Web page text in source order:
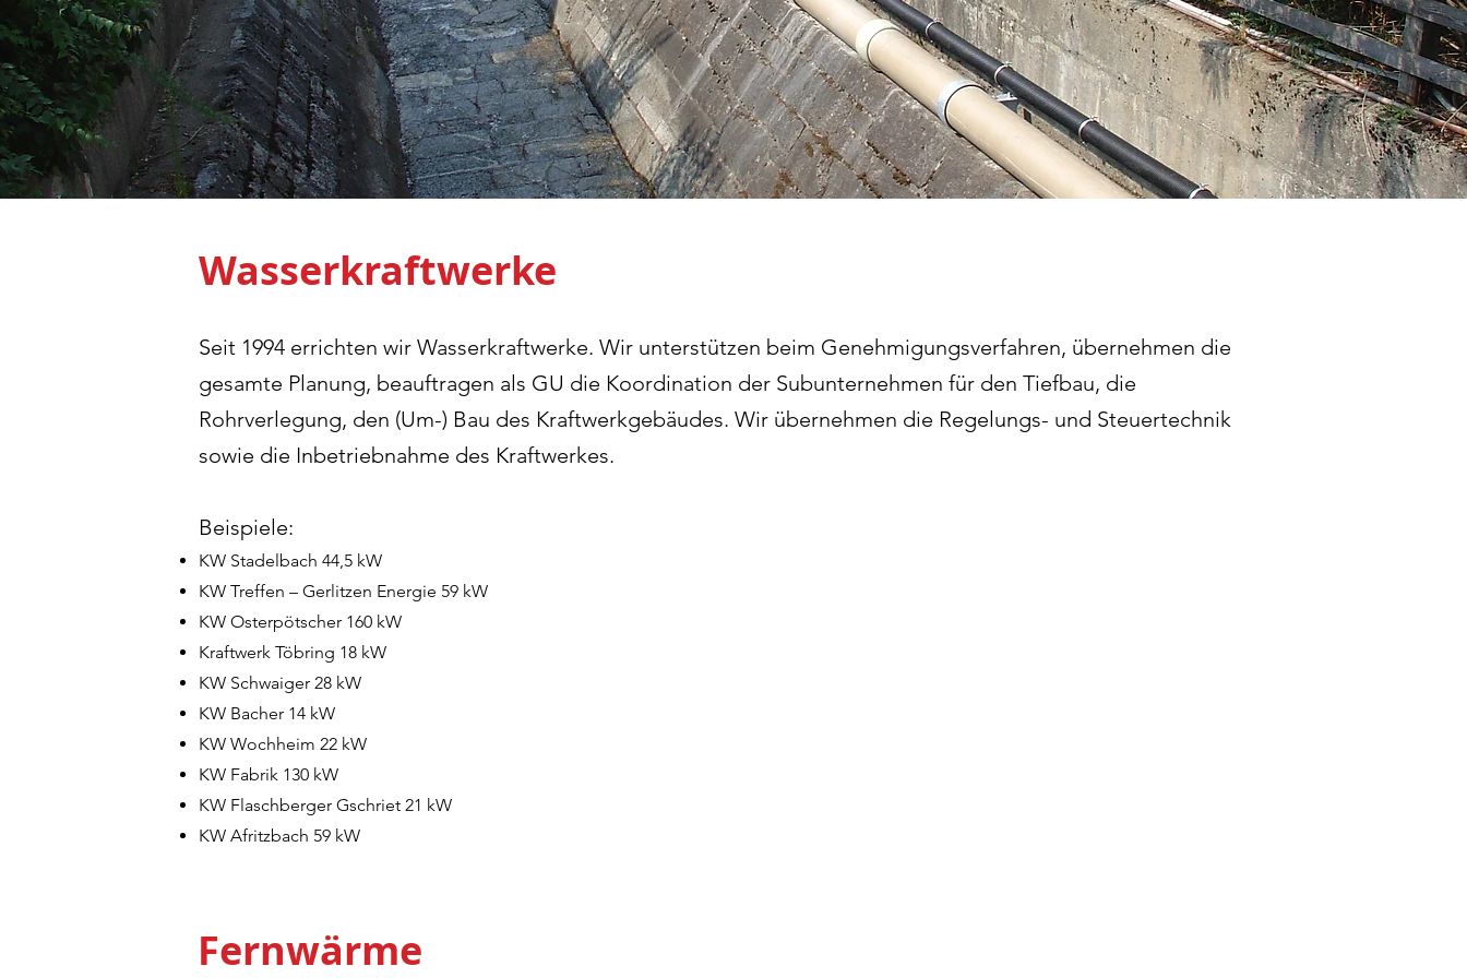
Wasserkraftwerke
Seit 1994 errichten wir Wasserkraftwerke. Wir unterstützen beim Genehmigungsverfahren, übernehmen die
gesamte Planung, beauftragen als GU die Koordination der Subunternehmen für den Tiefbau, die
Rohrverlegung, den (Um-) Bau des Kraftwerkgebäudes. Wir übernehmen die Regelungs- und Steuertechnik
sowie die Inbetriebnahme des Kraftwerkes.
Beispiele:
KW Stadelbach 44,5 kW
KW Treffen – Gerlitzen Energie 59 kW
KW Osterpötscher 160 kW
Kraftwerk Töbring 18 kW
KW Schwaiger 28 kW
KW Bacher 14 kW
KW Wochheim 22 kW
KW Fabrik 130 kW
KW Flaschberger Gschriet 21 kW
KW Afritzbach 59 kW
Fernwärme